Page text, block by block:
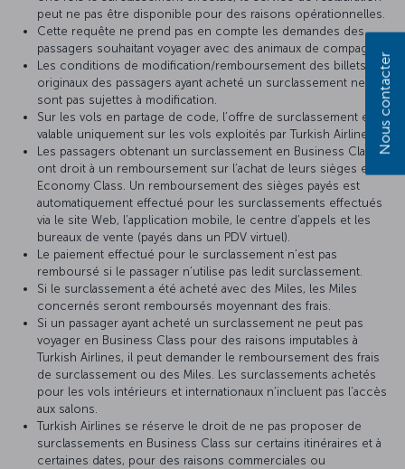
peut ne pas être disponible pour des raisons opérationnelles.
Cette requête ne prend pas en compte les demandes des
passagers souhaitant voyager avec des animaux de compagnie.
Les conditions de modification/remboursement des billets
originaux des passagers ayant acheté un surclassement ne
sont pas sujettes à modification.
Sur les vols en partage de code, l’offre de surclassement est
valable uniquement sur les vols exploités par Turkish Airlines.
Les passagers obtenant un surclassement en Business Class
ont droit à un remboursement sur l’achat de leurs sièges en
Economy Class. Un remboursement des sièges payés est
automatiquement effectué pour les surclassements effectués
via le site Web, l’application mobile, le centre d’appels et les
bureaux de vente (payés dans un PDV virtuel).
Le paiement effectué pour le surclassement n’est pas
remboursé si le passager n’utilise pas ledit surclassement.
Si le surclassement a été acheté avec des Miles, les Miles
concernés seront remboursés moyennant des frais.
Si un passager ayant acheté un surclassement ne peut pas
voyager en Business Class pour des raisons imputables à
Turkish Airlines, il peut demander le remboursement des frais
de surclassement ou des Miles. Les surclassements achetés
pour les vols intérieurs et internationaux n’incluent pas l’accès
aux salons.
Turkish Airlines se réserve le droit de ne pas proposer de
surclassements en Business Class sur certains itinéraires et à
certaines dates, pour des raisons commerciales ou
Nous contacter